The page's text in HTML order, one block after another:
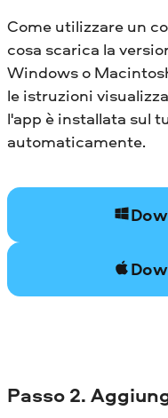
Come utilizzare un
cosa scarica la
Windows o
le istruzioni
l'app è installata sul
automaticamente.
Passo 2.